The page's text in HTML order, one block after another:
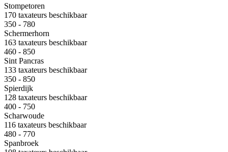
Stompetoren
170 taxateurs beschikbaar
350 - 780
Schermerhorn
163 taxateurs beschikbaar
460 - 850
Sint Pancras
133 taxateurs beschikbaar
350 - 850
Spierdijk
128 taxateurs beschikbaar
400 - 750
Scharwoude
116 taxateurs beschikbaar
480 - 770
Spanbroek